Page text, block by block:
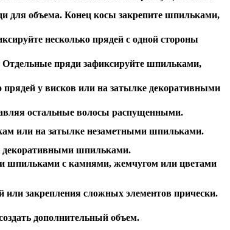
для объема. Конец косы закрепите шпильками,
несколько прядей с одной стороны
пряди зафиксируйте шпильками,
прядей у висков или на затылке декоративными
остальные волосы распущенными.
или на затылке незаметными шпильками.
декоративными шпильками.
шпильками с камнями, жемчугом или цветами
закрепления сложных элементов прически.
дополнительный объем.